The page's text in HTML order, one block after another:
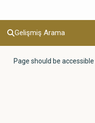
Gelişmiş Arama
Page should be